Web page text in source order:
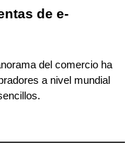
de e-
del comercio ha
a nivel mundial